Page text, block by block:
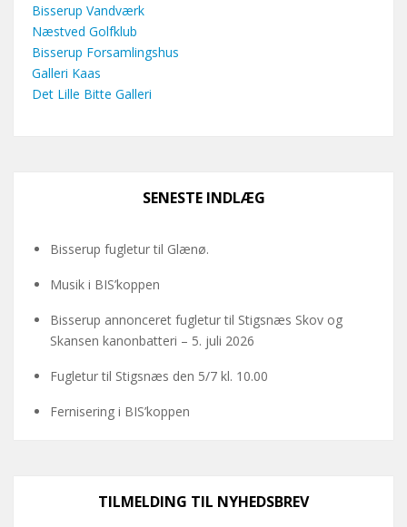
Bisserup Vandværk
Næstved Golfklub
Bisserup Forsamlingshus
Galleri Kaas
Det Lille Bitte Galleri
SENESTE INDLÆG
Bisserup fugletur til Glænø.
Musik i BIS’koppen
Bisserup annonceret fugletur til Stigsnæs Skov og
Skansen kanonbatteri – 5. juli 2026
Fugletur til Stigsnæs den 5/7 kl. 10.00
Fernisering i BIS’koppen
TILMELDING TIL NYHEDSBREV